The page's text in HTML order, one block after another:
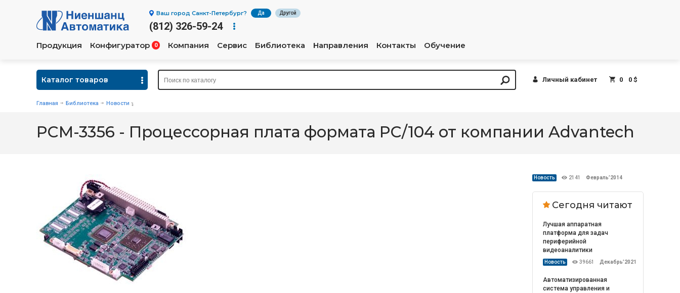
Ваш город Санкт-Петербург? Да Другой
(812) 326-59-24
Продукция Конфигуратор 0 Компания Сервис Библиотека Направления Контакты Обучение
Каталог товаров Личный кабинет 0 0 $
Главная Библиотека Новости
PCM-3356 - Процессорная плата формата PC/104 от компании Advantech
Новость 2141 Февраль’2014
Сегодня читают
Лучшая аппаратная
платформа для задач
периферийной
видеоаналитики
Новость 39661 Декабрь’2021
Автоматизированная
система управления и